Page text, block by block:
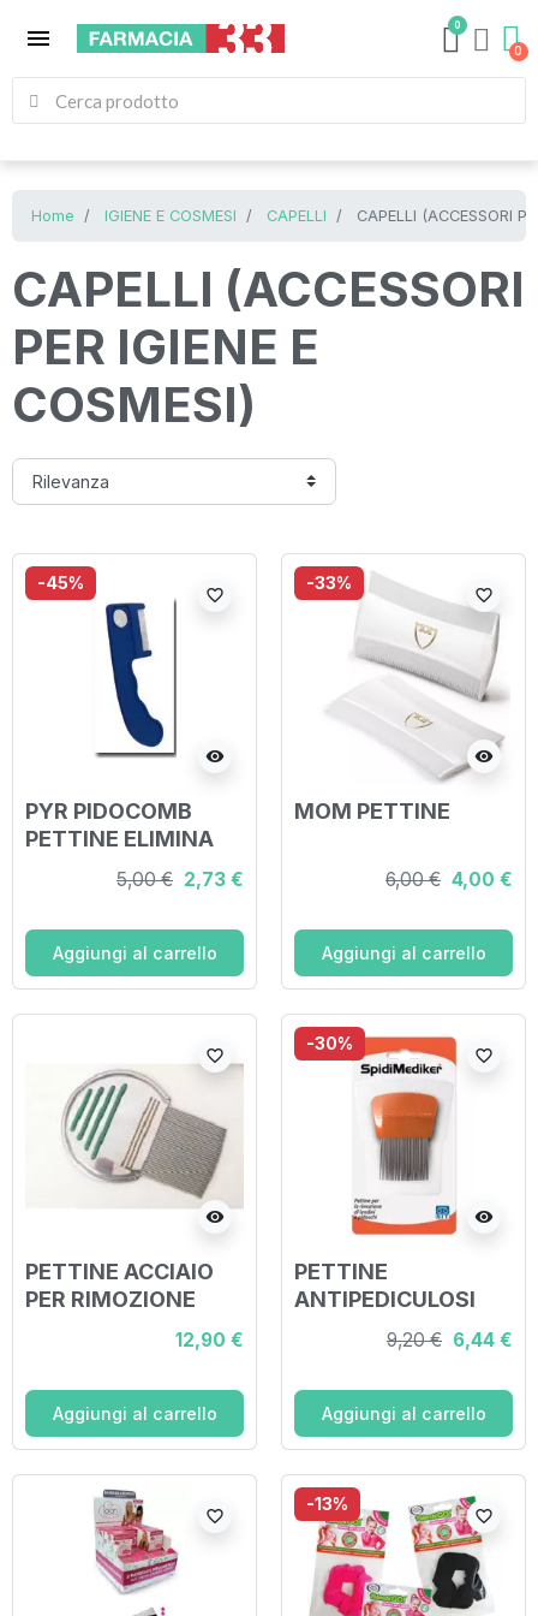
menu 0
Home IGIENE E COSMESI CAPELLI CAPELLI (ACCESSORI
CAPELLI (ACCESSORI
PER IGIENE E
COSMESI)
-45%
visibility
favorite_border
PYR PIDOCOMB
PETTINE ELIMINA
5,00 € 2,73 €
Aggiungi al carrello
-33%
visibility
favorite_border
MOM PETTINE
6,00 € 4,00 €
Aggiungi al carrello
visibility
favorite_border
PETTINE ACCIAIO
PER RIMOZIONE
12,90 €
Aggiungi al carrello
-30%
visibility
favorite_border
PETTINE
ANTIPEDICULOSI
SPIDI MEDIKER
9,20 € 6,44 €
Aggiungi al carrello
favorite_border
-13%
favorite_border